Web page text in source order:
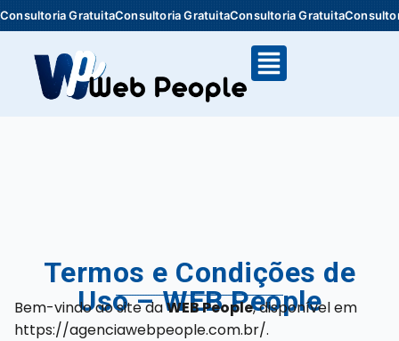
GratuitaConsultoria GratuitaConsultoria Gratuita
Termos e Condições de
Uso – WEB People
Bem-vindo ao site daWEB People, disponível em
https://agenciawebpeople.com.br/.